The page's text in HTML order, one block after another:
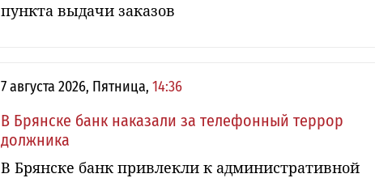
пункта выдачи заказов
7 августа 2026, Пятница, 14:36
В Брянске банк наказали за телефонный террор
должника
В Брянске банк привлекли к административной